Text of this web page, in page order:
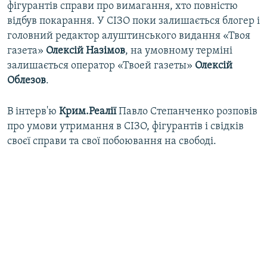
фігурантів справи про вимагання, хто повністю
відбув покарання. У СІЗО поки залишається блогер і
головний редактор алуштинського видання «Твоя
газета» Олексій Назімов, на умовному терміні
залишається оператор «Твоей газеты» Олексій
Облезов.
В інтерв'ю Крим.РеаліїПавло Степанченко розповів
про умови утримання в СІЗО, фігурантів і свідків
своєї справи та свої побоювання на свободі.